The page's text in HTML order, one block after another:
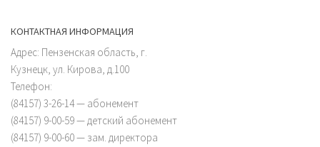
КОНТАКТНАЯ ИНФОРМАЦИЯ
Адрес: Пензенская область, г.
Кузнецк, ул. Кирова, д.100
Телефон:
(84157) 3-26-14 — абонемент
(84157) 9-00-59 — детский абонемент
(84157) 9-00-60 — зам. директора